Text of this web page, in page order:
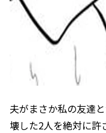
夫がまさか私の友達
壊した2人を絶対に許